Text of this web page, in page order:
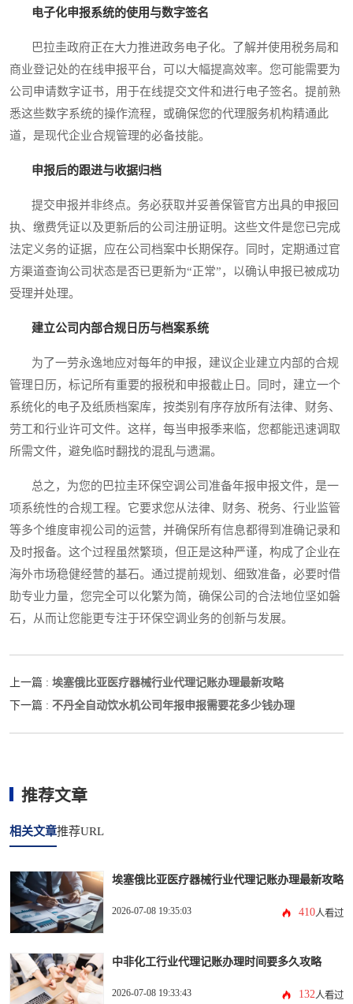
电子化申报系统的使用与数字签名
巴拉圭政府正在大力推进政务电子化。了解并使用税务局和
商业登记处的在线申报平台，可以大幅提高效率。您可能需要为
公司申请数字证书，用于在线提交文件和进行电子签名。提前熟
悉这些数字系统的操作流程，或确保您的代理服务机构精通此
道，是现代企业合规管理的必备技能。
申报后的跟进与收据归档
提交申报并非终点。务必获取并妥善保管官方出具的申报回
执、缴费凭证以及更新后的公司注册证明。这些文件是您已完成
法定义务的证据，应在公司档案中长期保存。同时，定期通过官
方渠道查询公司状态是否已更新为“正常”，以确认申报已被成功
受理并处理。
建立公司内部合规日历与档案系统
为了一劳永逸地应对每年的申报，建议企业建立内部的合规
管理日历，标记所有重要的报税和申报截止日。同时，建立一个
系统化的电子及纸质档案库，按类别有序存放所有法律、财务、
劳工和行业许可文件。这样，每当申报季来临，您都能迅速调取
所需文件，避免临时翻找的混乱与遗漏。
总之，为您的巴拉圭环保空调公司准备年报申报文件，是一
项系统性的合规工程。它要求您从法律、财务、税务、行业监管
等多个维度审视公司的运营，并确保所有信息都得到准确记录和
及时报备。这个过程虽然繁琐，但正是这种严谨，构成了企业在
海外市场稳健经营的基石。通过提前规划、细致准备，必要时借
助专业力量，您完全可以化繁为简，确保公司的合法地位坚如磐
石，从而让您能更专注于环保空调业务的创新与发展。
上一篇 : 埃塞俄比亚医疗器械行业代理记账办理最新攻略
下一篇 : 不丹全自动饮水机公司年报申报需要花多少钱办理
推荐文章
相关文章推荐URL
埃塞俄比亚医疗器械行业代理记账办理最新攻略
2026-07-08 19:35:03 410人看过
中非化工行业代理记账办理时间要多久攻略
2026-07-08 19:33:43 132人看过